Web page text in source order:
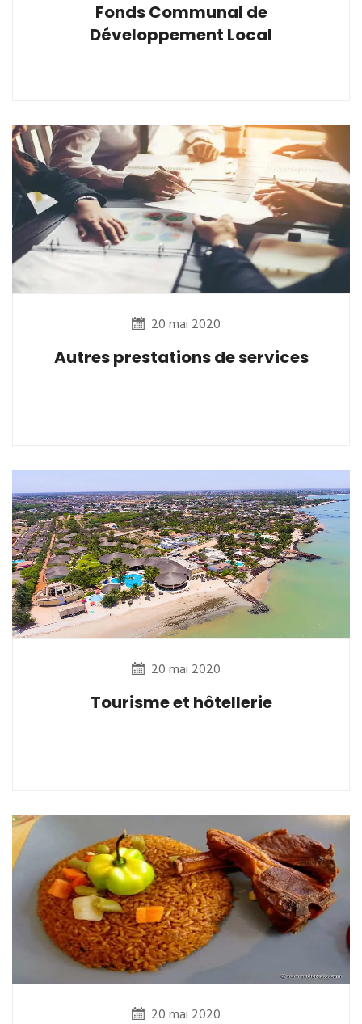
Fonds Communal de
Développement Local
20 mai 2020
Autres prestations de services
20 mai 2020
Tourisme et hôtellerie
20 mai 2020